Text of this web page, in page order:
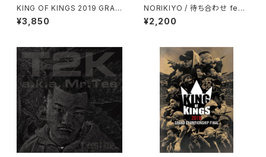
KING OF KINGS 2019 GRAN
D CHAMPIONSHIP FINAL
¥3,850
NORIKIYO / 待ち合わせ feat.
柊人 [7インチ] 【限定プレス】
¥2,200